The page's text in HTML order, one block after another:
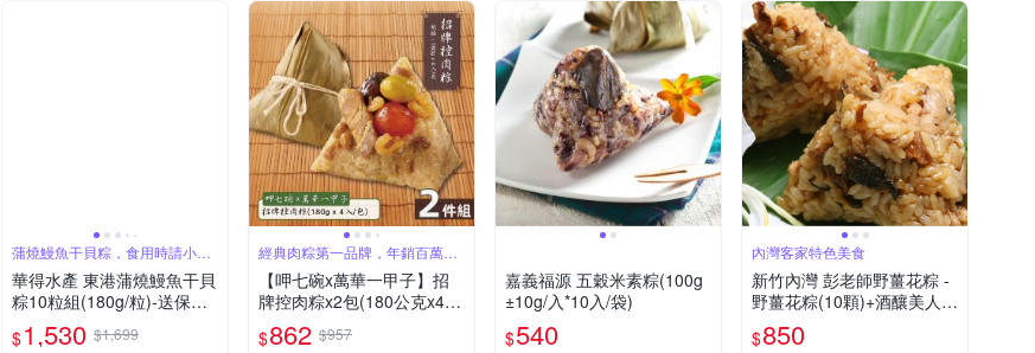
蒲燒鰻魚干貝粽，食用時請小心
魚刺
華得水產 東港蒲燒鰻魚干貝
粽10粒組(180g/粒)-送保溫
袋x1個
$1,530 $1,699
經典肉粽第一品牌，年銷百萬顆
肉粽
【呷七碗x萬華一甲子】招
牌控肉粽x2包(180公克x4
入/包)_2026端午肉粽
$862 $957
嘉義福源 五穀米素粽(100g
±10g/入*10入/袋)
$540
內灣客家特色美食
新竹內灣 彭老師野薑花粽 -
野薑花粽(10顆)+酒釀美人粽
(10顆)
$850